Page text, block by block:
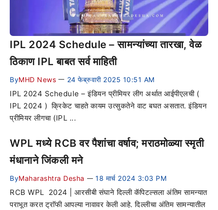
IPL 2024 Schedule – सामन्यांच्या तारखा, वेळ
ठिकाण IPL बाबत सर्व माहिती
ByMHD News — 24 फेब्रुवारी 2025 10:51 AM
IPL 2024 Schedule – इंडियन प्रीमियर लीग अर्थात आईपीएलची (
IPL 2024 ) क्रिकेट चाहते कायम उत्सुकतेने वाट बघत असतात. इंडियन
प्रीमियर लीगचा (IPL ...
WPL मध्ये RCB वर पैशांचा वर्षाव; मराठमोळ्या स्मृती
मंधानाने जिंकली मने
ByMaharashtra Desha — 18 मार्च 2024 3:03 PM
RCB WPL 2024 | आरसीबी संघाने दिल्ली कॅपिटल्सला अंतिम सामन्यात
पराभूत करत ट्राॅफी आपल्या नावावर केली आहे. दिल्लीचा अंतिम सामन्यातील